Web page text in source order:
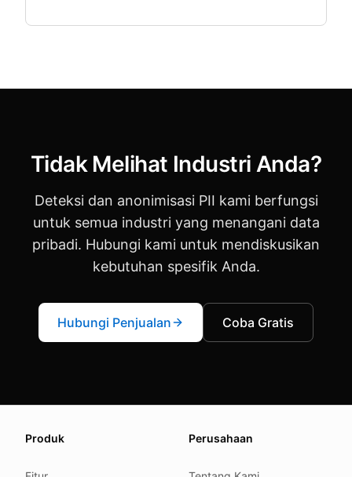
Tidak Melihat Industri Anda?
Deteksi dan anonimisasi PII kami berfungsi
untuk semua industri yang menangani data
pribadi. Hubungi kami untuk mendiskusikan
kebutuhan spesifik Anda.
Hubungi Penjualan Coba Gratis
We update this page when our platform or the law
Produk Perusahaan